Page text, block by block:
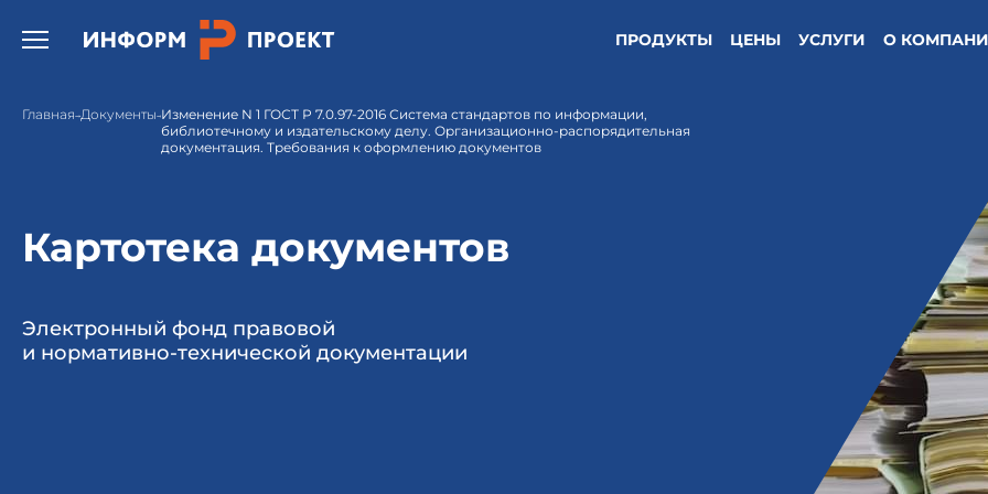
Открыть бургер меню. ПРОДУКТЫ ЦЕНЫ УСЛУГИ О
Главная Документы Изменение N 1 ГОСТ Р 7.0.97-2016 Система стандартов по информации,
библиотечному и издательскому делу. Организационно-распорядительная
документация. Требования к оформлению документов
Картотека документов
Электронный фонд правовой
и нормативно-технической документации